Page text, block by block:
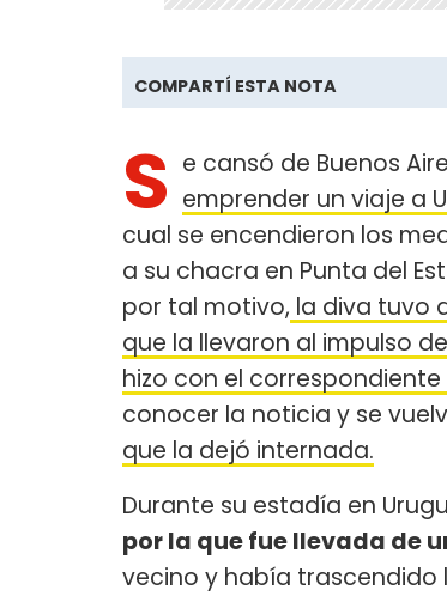
COMPARTÍ ESTA NOTA
S e cansó de Buenos
emprender un viaje a
cual se encendieron los
a su chacra en Punta del
por tal motivo, la diva tuvo
que la llevaron al impulso
hizo con el
conocer la noticia y se
que la dejó internada.
Durante su estadía en
por la que fue llevada de
vecino y había trascendido